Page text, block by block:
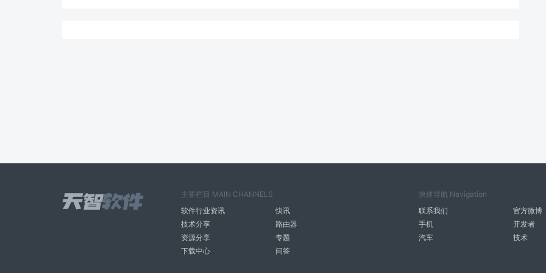
主要栏目 MAIN CHANNELS
软件行业资讯
快讯
技术分享
路由器
资源分享
专题
下载中心
问答
快速导航 Navigation
联系我们
官方微博
手机
开发者
汽车
技术